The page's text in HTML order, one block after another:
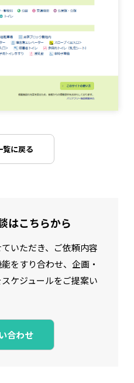
覧に戻る
はこちらから
いただき、ご依頼内容
をすり合わせ、 企画・
ケジュールをご提案い
合わせ